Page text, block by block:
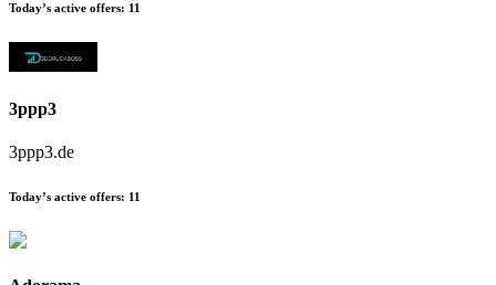
Today’s active offers: 11
3ppp3
3ppp3.de
Today’s active offers: 11